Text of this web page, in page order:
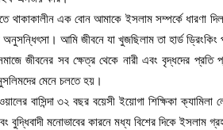
থাকাকালীন এক বোন আমাকে ইসলাম সম্পর্কে ধারণা
আমি জীবনে যা খুজছিলাম তা হার্ড ড্রিংকিং
জীবনের সব ক্ষেত্র থেকে নারী এবং বৃদ্ধদের
মেনে চলতে হয়।
বাসিন্দা ৩২ বছর বয়েসী ইয়োগা শিক্ষিকা
বুদ্ধিবাদী মনোভাবের কারনে মধ্য বিশের দিকে ইসলাম